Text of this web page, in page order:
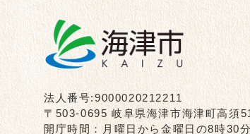
法人番号:9000020212211
〒503-0695 岐阜県海津市海津町高須
開庁時間：月曜日から金曜日の8時30